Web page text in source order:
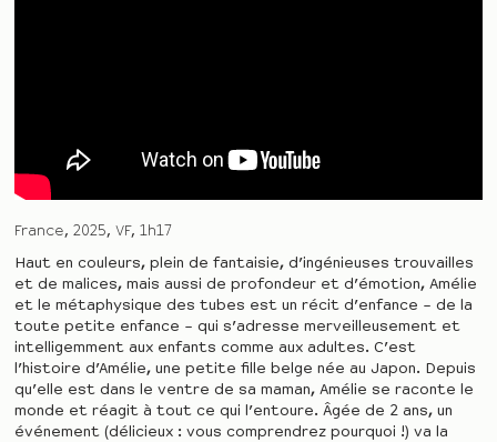
France 2025 VF 1h17
Haut en couleurs, plein de fantaisie, d’ingénieuses trouvailles
et de malices, mais aussi de profondeur et d’émotion, Amélie
et le métaphysique des tubes est un récit d’enfance – de la
toute petite enfance – qui s’adresse merveilleusement et
intelligemment aux enfants comme aux adultes. C’est
l’histoire d’Amélie, une petite fille belge née au Japon. Depuis
qu’elle est dans le ventre de sa maman, Amélie se raconte le
monde et réagit à tout ce qui l’entoure. Âgée de 2 ans, un
événement (délicieux : vous comprendrez pourquoi !) va la